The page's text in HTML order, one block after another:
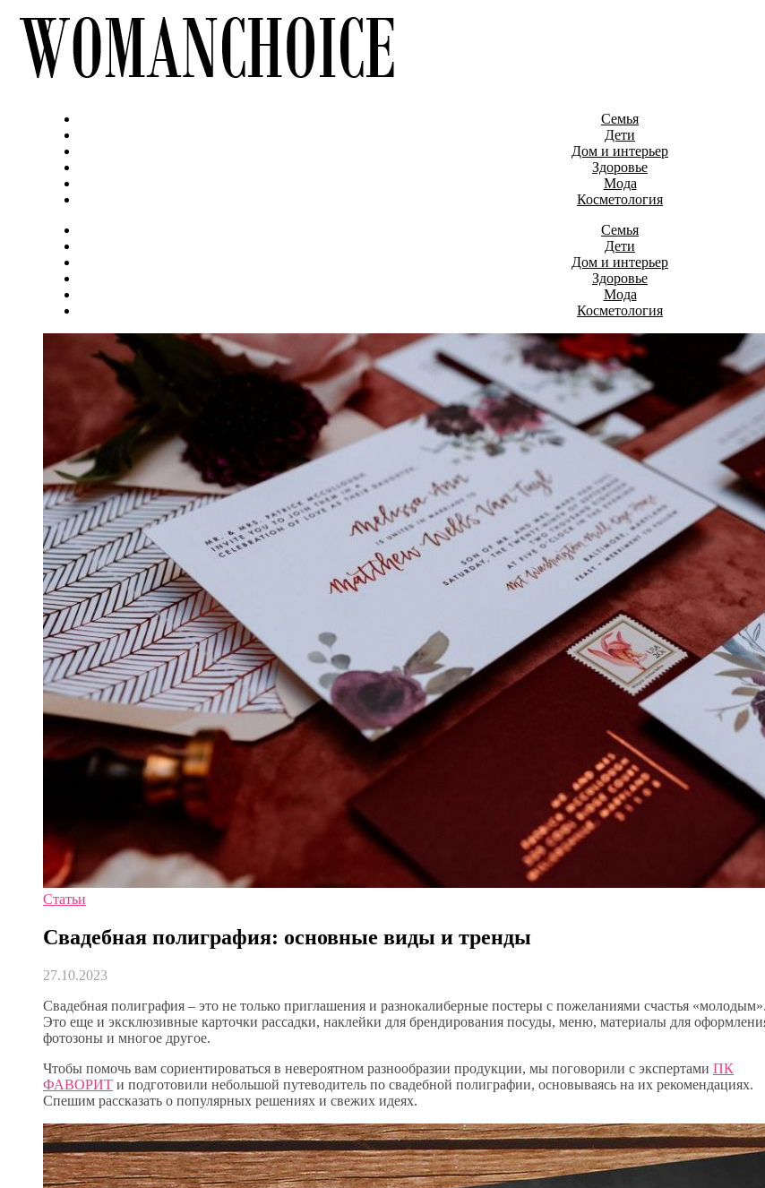
Семья
Дети
Дом и интерьер
Здоровье
Мода
Косметология
Семья
Дети
Дом и интерьер
Здоровье
Мода
Косметология
Статьи
Свадебная полиграфия: основные виды и тренды
27.10.2023
Свадебная полиграфия – это не только приглашения и разнокалиберные постеры с пожеланиями счастья «молодым».
Это еще и эксклюзивные карточки рассадки, наклейки для брендирования посуды, меню, материалы для
фотозоны и многое другое.
Чтобы помочь вам сориентироваться в невероятном разнообразии продукции, мы поговорили с экспертами ПК
ФАВОРИТ и подготовили небольшой путеводитель по свадебной полиграфии, основываясь на их рекомендациях.
Спешим рассказать о популярных решениях и свежих идеях.